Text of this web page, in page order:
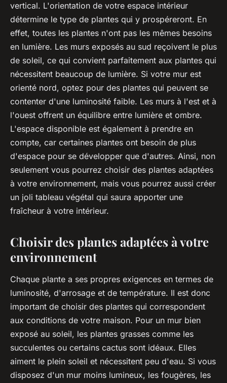
vertical. L'orientation de votre espace intérieur
détermine le type de plantes qui y prospéreront. En
effet, toutes les plantes n'ont pas les mêmes besoins
en lumière. Les murs exposés au sud reçoivent le plus
de soleil, ce qui convient parfaitement aux plantes qui
nécessitent beaucoup de lumière. Si votre mur est
orienté nord, optez pour des plantes qui peuvent se
contenter d'une luminosité faible. Les murs à l'est et à
l'ouest offrent un équilibre entre lumière et ombre.
L'espace disponible est également à prendre en
compte, car certaines plantes ont besoin de plus
d'espace pour se développer que d'autres. Ainsi, non
seulement vous pourrez choisir des plantes adaptées
à votre environnement, mais vous pourrez aussi créer
un joli tableau végétal qui saura apporter une
fraîcheur à votre intérieur.
Choisir des plantes adaptées à votre
environnement
Chaque plante a ses propres exigences en termes de
luminosité, d'arrosage et de température. Il est donc
important de choisir des plantes qui correspondent
aux conditions de votre maison. Pour un mur bien
exposé au soleil, les plantes grasses comme les
succulentes ou certains cactus sont idéaux. Elles
aiment le plein soleil et nécessitent peu d'eau. Si vous
disposez d'un mur moins lumineux, les fougères, les